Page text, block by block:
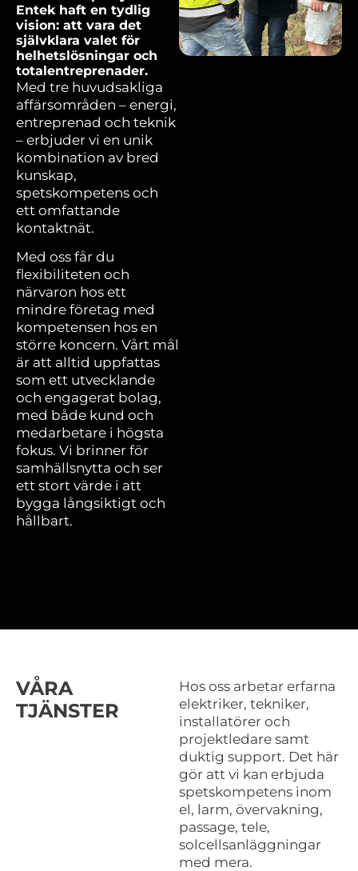
Entek haft en tydlig
vision: att vara det
självklara valet för
helhetslösningar och
totalentreprenader.
Med tre huvudsakliga
affärsområden – energi,
entreprenad och teknik
– erbjuder vi en unik
kombination av bred
kunskap,
spetskompetens och
ett omfattande
kontaktnät.
Med oss får du
flexibiliteten och
närvaron hos ett
mindre företag med
kompetensen hos en
större koncern. Vårt mål
är att alltid uppfattas
som ett utvecklande
och engagerat bolag,
med både kund och
medarbetare i högsta
fokus. Vi brinner för
samhällsnytta och ser
ett stort värde i att
bygga långsiktigt och
hållbart.
VÅRA
TJÄNSTER
Hos oss arbetar erfarna
elektriker, tekniker,
installatörer och
projektledare samt
duktig support. Det här
gör att vi kan erbjuda
spetskompetens inom
el, larm, övervakning,
passage, tele,
solcellsanläggningar
med mera.